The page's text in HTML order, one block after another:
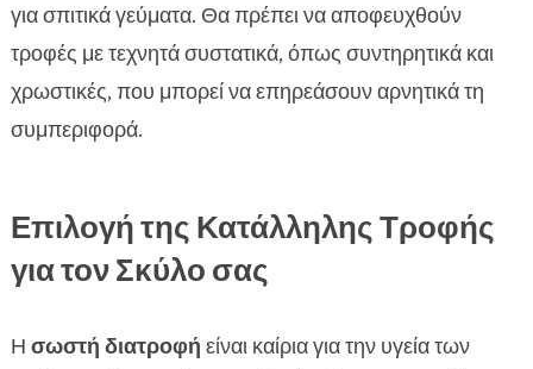
για σπιτικά γεύματα. Θα πρέπει να αποφευχθούν
τροφές με τεχνητά συστατικά, όπως συντηρητικά και
χρωστικές, που μπορεί να επηρεάσουν αρνητικά τη
συμπεριφορά.
Επιλογή της Κατάλληλης Τροφής
για τον Σκύλο σας
Η σωστή διατροφή είναι καίρια για την υγεία των